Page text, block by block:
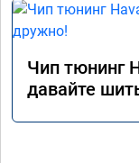
Чип тюнинг
давайте